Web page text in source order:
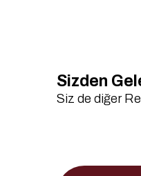
Sizden
Siz de diğer